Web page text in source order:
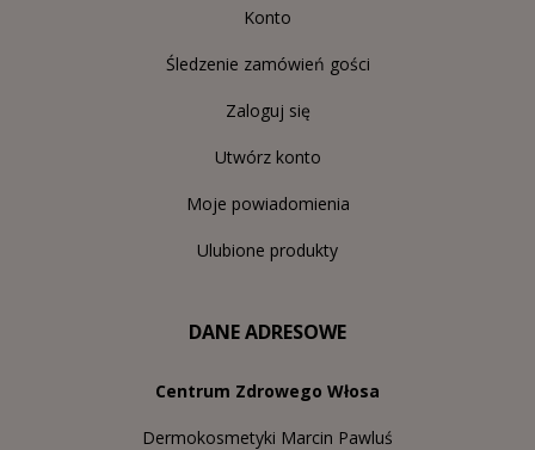
Konto
Śledzenie zamówień gości
Zaloguj się
Utwórz konto
Moje powiadomienia
Ulubione produkty
DANE ADRESOWE
Centrum Zdrowego Włosa
Dermokosmetyki Marcin Pawluś